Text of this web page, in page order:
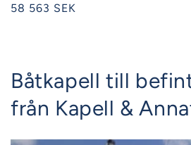
Ordinarie
58 563 SEK
Båtkapell till
från Kapell &